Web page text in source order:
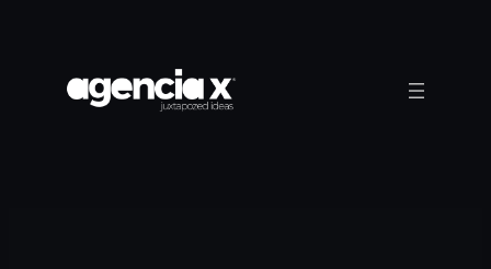
contenido